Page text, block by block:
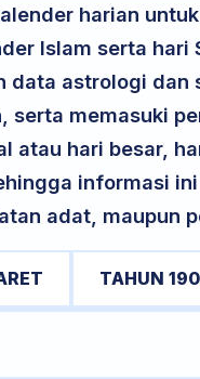
harian
Islam serta hari
data astrologi dan
serta memasuki
atau hari besar,
informasi
adat, maupun
TAHUN